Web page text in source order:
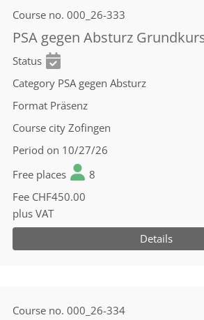
Course no. 000_26-333
PSA gegen Absturz
Status
Category PSA gegen Absturz
Format Präsenz
Course city Zofingen
Period on 10/27/26
Free places
8
Fee CHF450.00
plus VAT
Details
Course no. 000_26-334